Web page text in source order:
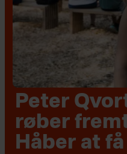
Peter
røber
Håber at